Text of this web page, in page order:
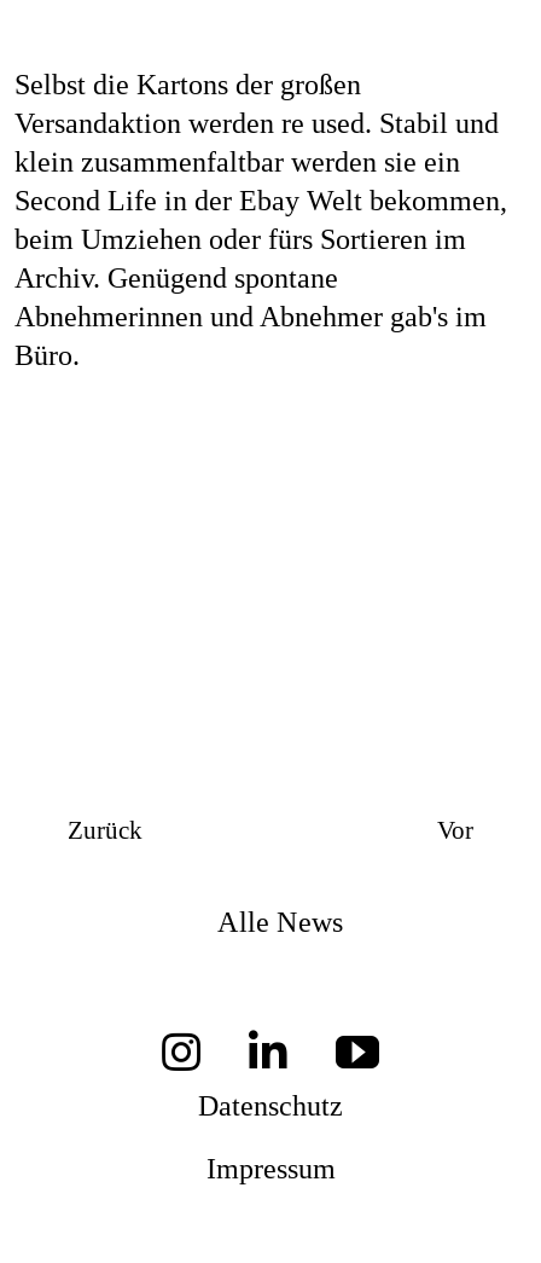
Selbst die Kartons der großen
Versandaktion werden re used. Stabil und
klein zusammenfaltbar werden sie ein
Second Life in der Ebay Welt bekommen,
beim Umziehen oder fürs Sortieren im
Archiv. Genügend spontane
Abnehmerinnen und Abnehmer gab's im
Büro.
Zurück Vor
Alle News
Datenschutz
Impressum